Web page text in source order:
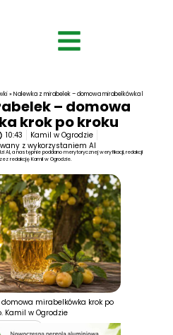
»Nalewka z mirabelek – domowa mirabelkówka krok po
– domowa
krok po kroku
10:43
Kamil w Ogrodzie
z wykorzystaniem AI
AI, a następnie poddano merytorycznej weryfikacji, redakcji
redakcję Kamil w Ogrodzie.
mirabelkówka krok po
Kamil w Ogrodzie